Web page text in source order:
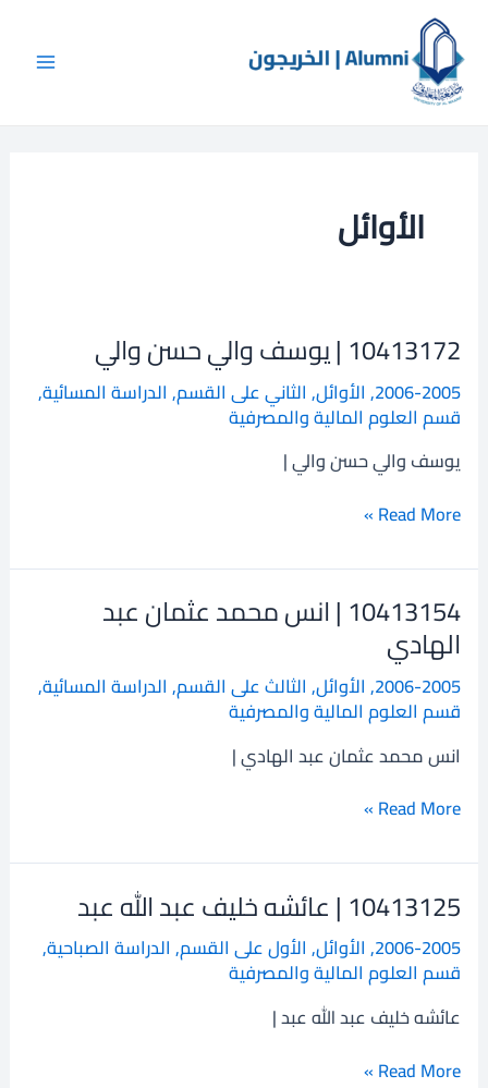
المحتوى
الأوائل
10413172 | يوسف والي حسن والي
2006-2005
, الأوائل, الثاني على القسم, الدراسة المسائية,
قسم العلوم المالية والمصرفية
يوسف والي حسن والي |
10413172
يوسف
والي
حسن
والي
Read More »
10413154 | انس محمد عثمان عبد
الهادي
2006-2005
, الأوائل, الثالث على القسم, الدراسة المسائية,
قسم العلوم المالية والمصرفية
انس محمد عثمان عبد الهادي |
10413154
|
انس
محمد
عثمان
الهادي
Read More »
10413125 | عائشه خليف عبد الله عبد
2006-2005
, الأوائل, الأول على القسم, الدراسة الصباحية,
قسم العلوم المالية والمصرفية
عائشه خليف عبد الله عبد |
10413125
عائشه
خليف
عبد
الله
عبد
Read More »